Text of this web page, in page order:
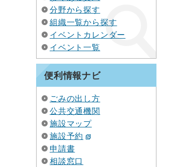
分野から探す
組織一覧から探す
イベントカレンダー
イベント一覧
便利情報ナビ
ごみの出し方
公共交通機関
施設マップ
施設予約
申請書
相談窓口